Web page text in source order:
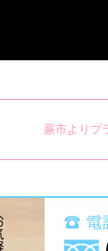
蕨市よりブ